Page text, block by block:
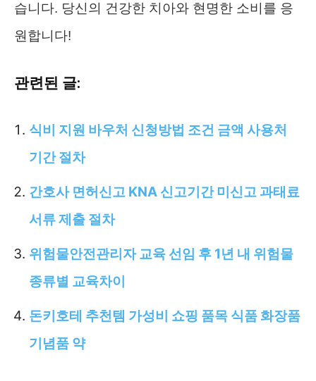
습니다. 당신의 건강한 치아와 현명한 소비를 응
원합니다!
관련된 글:
식비 지원 바우처 신청방법 조건 금액 사용처
기간 절차
간호사 면허신고 KNA 신고기간 미신고 과태료
서류 제출 절차
위험물안전관리자 교육 선임 후 1년 내 위험물
종류별 교육차이
돈키호테 추천템 가성비 쇼핑 품목 식품 화장품
기념품 약